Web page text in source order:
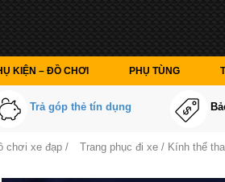
KIỆN – ĐỒ CHƠI PHỤ TÙNG
Trả góp thẻ tín dụng
chơi xe đạp / Trang phục đi xe / Kính thể